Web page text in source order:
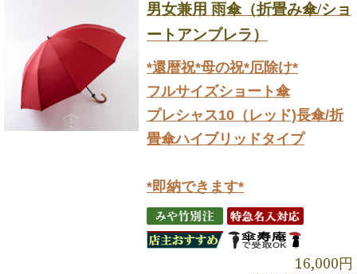
男女兼用 雨傘（折畳み傘/ショ
ートアンブレラ）
*還暦祝*母の祝*厄除け*
フルサイズショート傘
プレシャス10（レッド)長傘/折
畳傘ハイブリッドタイプ
*即納できます*
16,000円